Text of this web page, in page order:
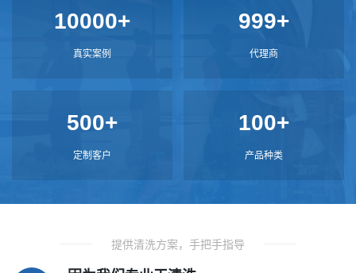
10000+
真实案例
999+
代理商
500+
定制客户
100+
产品种类
提供清洗方案，手把手指导